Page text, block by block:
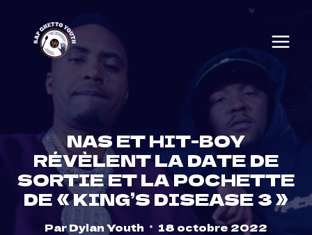
content
NAS ET HIT-BOY
RÉVÈLENT LA DATE DE
SORTIE ET LA POCHETTE
DE « KING’S DISEASE 3 »
ParDylan Youth 18 octobre 2022